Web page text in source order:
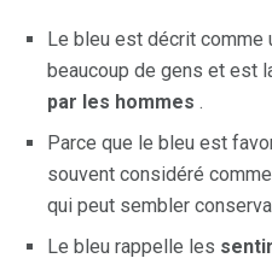
Le bleu est décrit comme
beaucoup de gens et est
par les hommes .
Parce que le bleu est
souvent considéré
qui peut sembler
Le bleu rappelle les